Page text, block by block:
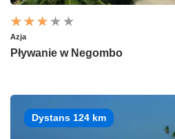
Azja
Pływanie w Negombo
Dystans 124 km